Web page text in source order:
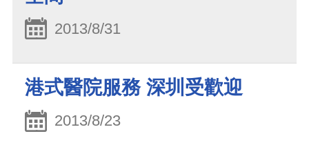
2013/8/31
港式醫院服務 深圳受歡迎
2013/8/23